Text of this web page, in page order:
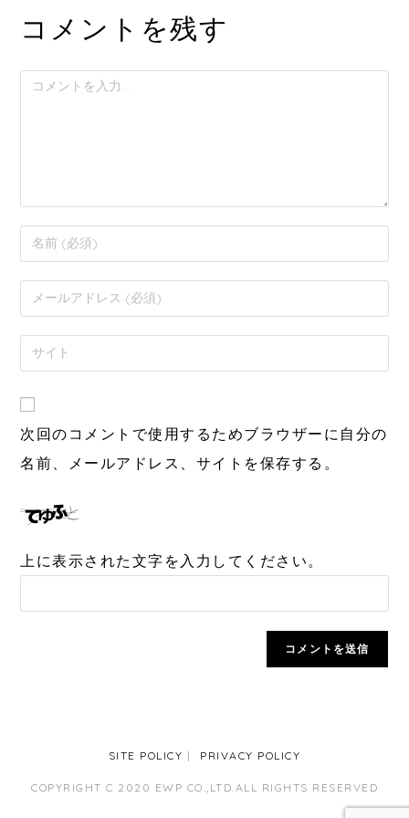
コメントを残す
次回のコメントで使用するためブラウザーに自分の
名前、メールアドレス、サイトを保存する。
上に表示された文字を入力してください。
SITE POLICY PRIVACY POLICY
COPYRIGHT C 2020 EWP CO.,LTD.ALL RIGHTS RESERVED